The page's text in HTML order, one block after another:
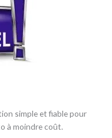
simple et fiable pour
à moindre coût.